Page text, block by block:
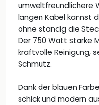
umweltfreundlichere
langen Kabel kannst
ohne ständig die
Der 750 Watt starke
kraftvolle Reinigung,
Schmutz.
Dank der blauen
schick und modern